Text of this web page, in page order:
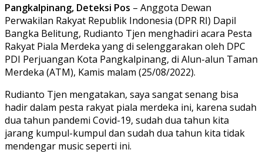
Pangkalpinang, Deteksi Pos – Anggota Dewan
Perwakilan Rakyat Republik Indonesia (DPR RI) Dapil
Bangka Belitung, Rudianto Tjen menghadiri acara Pesta
Rakyat Piala Merdeka yang di selenggarakan oleh DPC
PDI Perjuangan Kota Pangkalpinang, di Alun-alun Taman
Merdeka (ATM), Kamis malam (25/08/2022).
Rudianto Tjen mengatakan, saya sangat senang bisa
hadir dalam pesta rakyat piala merdeka ini, karena sudah
dua tahun pandemi Covid-19, sudah dua tahun kita
jarang kumpul-kumpul dan sudah dua tahun kita tidak
mendengar music seperti ini.